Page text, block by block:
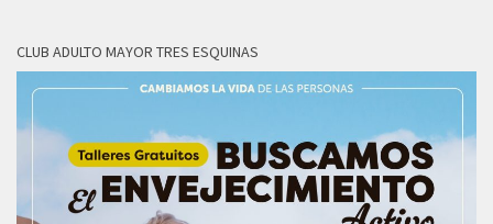
CLUB ADULTO MAYOR TRES ESQUINAS